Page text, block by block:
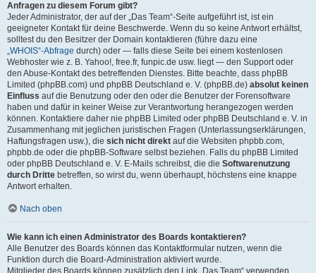
Anfragen zu diesem Forum gibt?
Jeder Administrator, der auf der „Das Team“-Seite aufgeführt ist, ist ein
geeigneter Kontakt für deine Beschwerde. Wenn du so keine Antwort erhältst,
solltest du den Besitzer der Domain kontaktieren (führe dazu eine
„WHOIS“-Abfrage durch) oder — falls diese Seite bei einem kostenlosen
Webhoster wie z. B. Yahoo!, free.fr, funpic.de usw. liegt — den Support oder
den Abuse-Kontakt des betreffenden Dienstes. Bitte beachte, dass phpBB
Limited (phpBB.com) und phpBB Deutschland e. V. (phpBB.de) absolut keinen
Einfluss auf die Benutzung oder den oder die Benutzer der Forensoftware
haben und dafür in keiner Weise zur Verantwortung herangezogen werden
können. Kontaktiere daher nie phpBB Limited oder phpBB Deutschland e. V. in
Zusammenhang mit jeglichen juristischen Fragen (Unterlassungserklärungen,
Haftungsfragen usw.), die sich nicht direkt auf die Websiten phpbb.com,
phpbb.de oder die phpBB-Software selbst beziehen. Falls du phpBB Limited
oder phpBB Deutschland e. V. E-Mails schreibst, die die Softwarenutzung
durch Dritte betreffen, so wirst du, wenn überhaupt, höchstens eine knappe
Antwort erhalten.
Nach oben
Wie kann ich einen Administrator des Boards kontaktieren?
Alle Benutzer des Boards können das Kontaktformular nutzen, wenn die
Funktion durch die Board-Administration aktiviert wurde.
Mitglieder des Boards können zusätzlich den Link „Das Team“ verwenden.